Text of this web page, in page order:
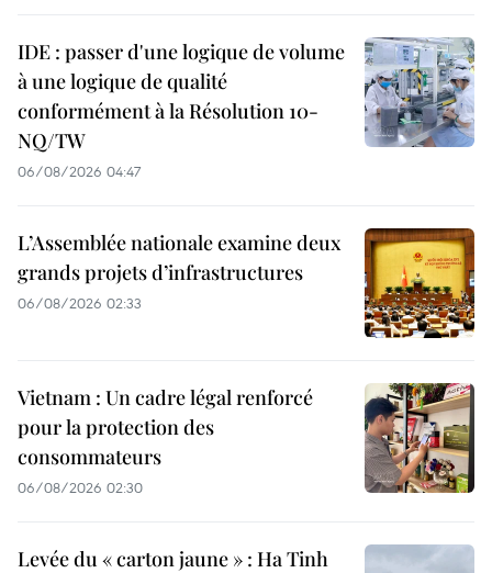
IDE : passer d'une logique de volume
à une logique de qualité
conformément à la Résolution 10-
NQ/TW
06/08/2026 04:47
L’Assemblée nationale examine deux
grands projets d’infrastructures
06/08/2026 02:33
Vietnam : Un cadre légal renforcé
pour la protection des
consommateurs
06/08/2026 02:30
Levée du « carton jaune » : Ha Tinh